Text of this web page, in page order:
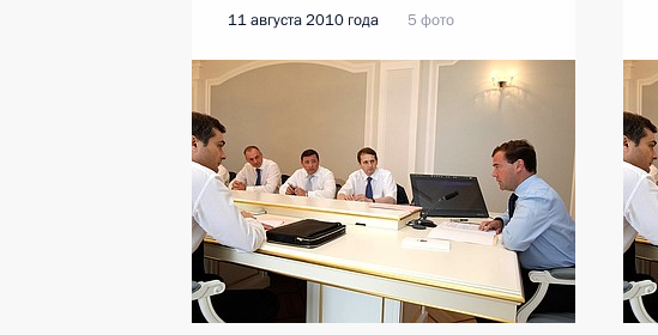
11 августа 2010 года 5 фото